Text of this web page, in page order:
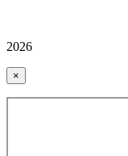
2026
×